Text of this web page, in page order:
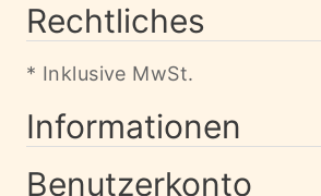
Rechtliches
* Inklusive MwSt.
Informationen
Benutzerkonto